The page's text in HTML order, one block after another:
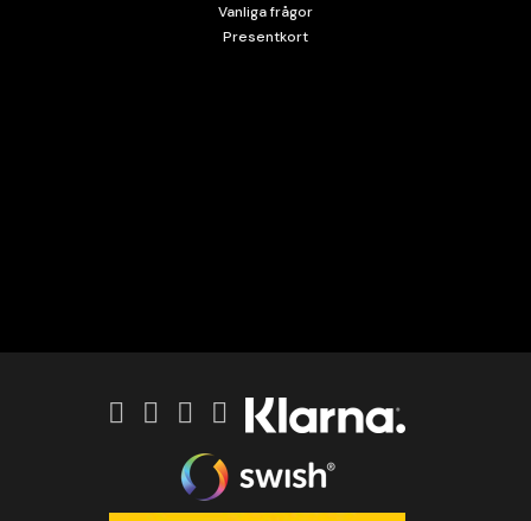
Vanliga frågor
Presentkort